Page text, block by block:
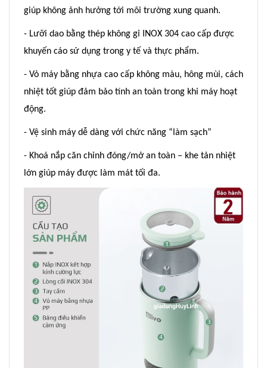
giúp không ảnh hưởng tới môi trường xung quanh.
- Lưỡi dao bằng thép không gỉ INOX 304 cao cấp được
khuyến cáo sử dụng trong y tế và thực phẩm.
- Vỏ máy bằng nhựa cao cấp không màu, hông mùi, cách
nhiệt tốt giúp đảm bảo tính an toàn trong khi máy hoạt
động.
- Vệ sinh máy dễ dàng với chức năng “làm sạch”
- Khoá nắp căn chỉnh đóng/mở an toàn – khe tản nhiệt
lớn giúp máy được làm mát tối đa.